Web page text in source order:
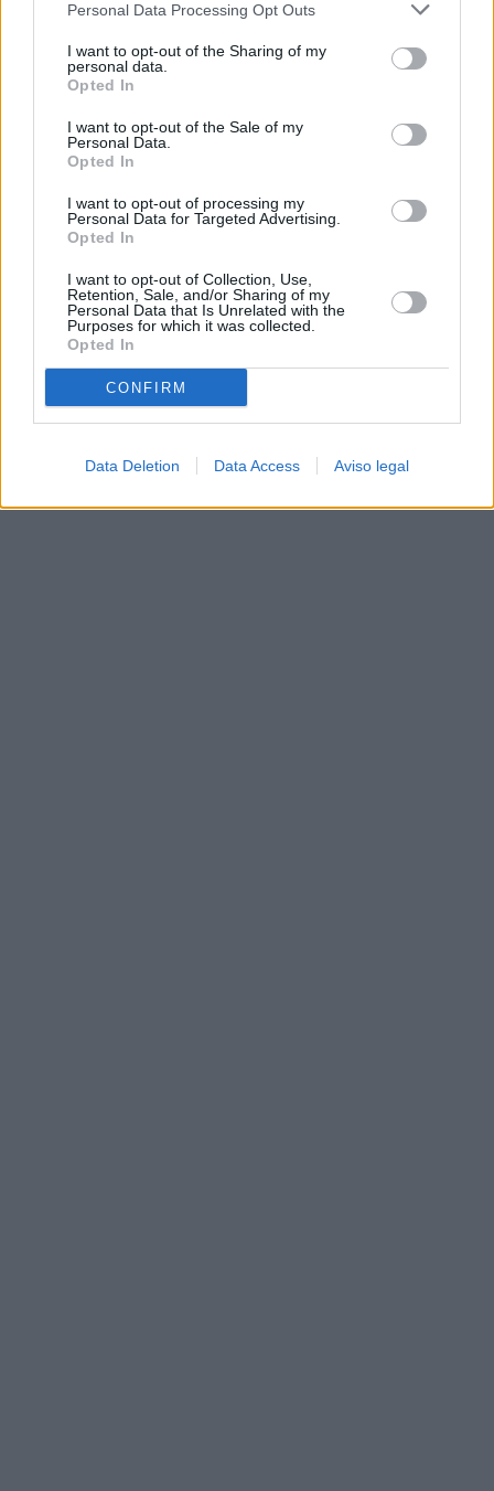
negar su consentimiento. Tenga en cuenta que algún
de su consentimiento, pero usted tiene el derecho de
rechazar tal procesamiento. Sus preferencias se aplicarán
cualquier momento entrando de nuevo en este sitio web o
visitando nuestra política de privacidad.
Personal Data Processing Opt Outs
I want to opt-out of the Sharing of my
personal data.
Opted In
I want to opt-out of the Sale of my
Personal Data.
Opted In
I want to opt-out of processing my
Personal Data for Targeted Advertising.
Opted In
I want to opt-out of Collection, Use,
Retention, Sale, and/or Sharing of my
Personal Data that Is Unrelated with the
Purposes for which it was collected.
Opted In
CONFIRM
Data Deletion Data Access Aviso legal